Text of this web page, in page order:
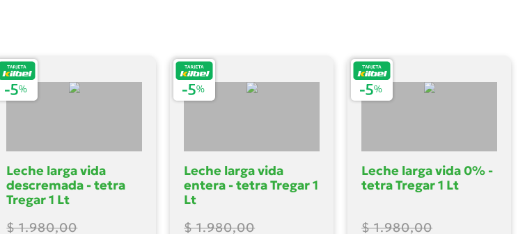
Leche larga vida
descremada - tetra
Tregar 1 Lt
$ 1.980,00
Leche larga vida
entera - tetra Tregar 1
Lt
$ 1.980,00
Leche larga vida 0% -
tetra Tregar 1 Lt
$ 1.980,00